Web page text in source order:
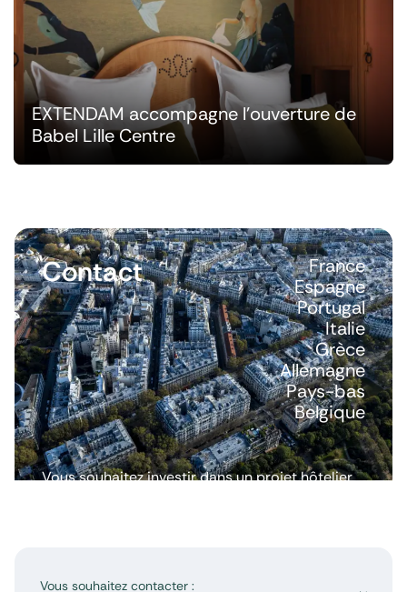
EXTENDAM accompagne l'ouverture de
Babel Lille Centre
Contact
France
Espagne
Portugal
Italie
Grèce
Allemagne
Pays-bas
Belgique
Vous souhaitez investir dans un projet hôtelier